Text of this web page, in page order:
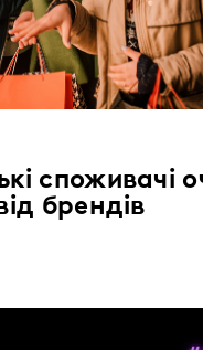
споживачі
брендів